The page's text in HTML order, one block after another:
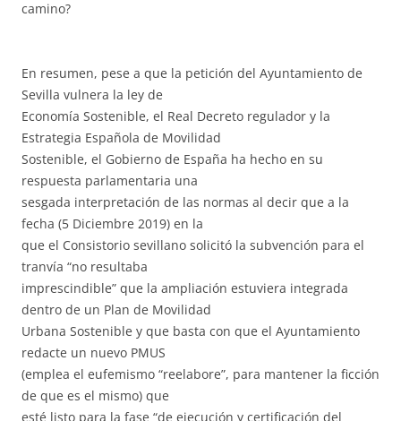
camino?
En resumen, pese a que la petición del Ayuntamiento de
Sevilla vulnera la ley de
Economía Sostenible, el Real Decreto regulador y la
Estrategia Española de Movilidad
Sostenible, el Gobierno de España ha hecho en su
respuesta parlamentaria una
sesgada interpretación de las normas al decir que a la
fecha (5 Diciembre 2019) en la
que el Consistorio sevillano solicitó la subvención para el
tranvía “no resultaba
imprescindible” que la ampliación estuviera integrada
dentro de un Plan de Movilidad
Urbana Sostenible y que basta con que el Ayuntamiento
redacte un nuevo PMUS
(emplea el eufemismo “reelabore”, para mantener la ficción
de que es el mismo) que
esté listo para la fase “de ejecución y certificación del